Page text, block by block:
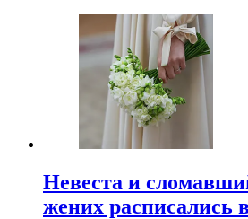
Невеста и
жених расписались